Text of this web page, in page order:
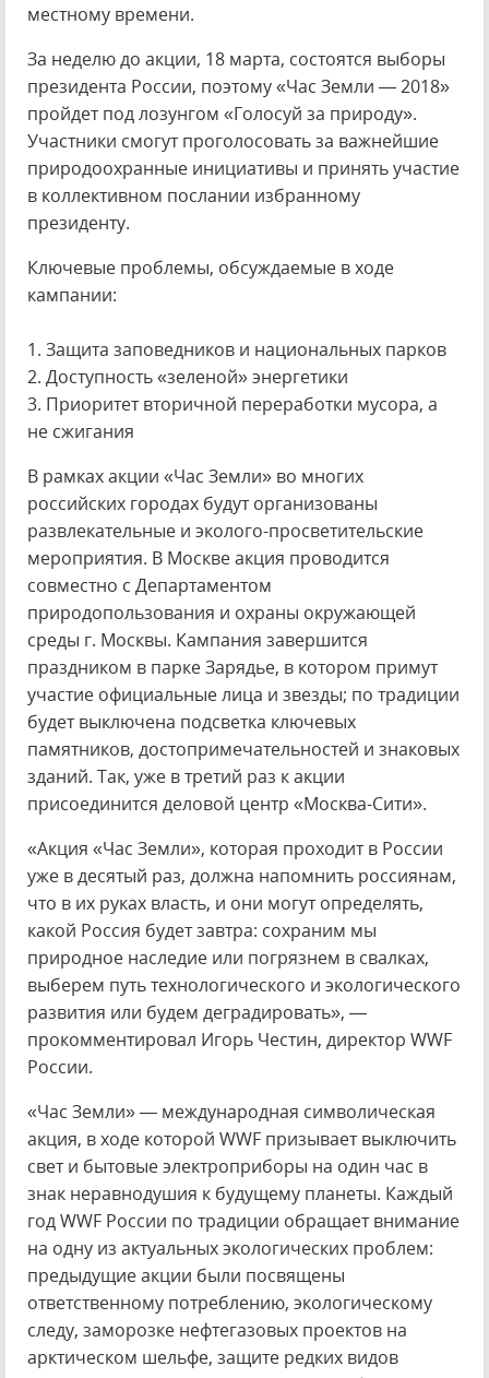
местному времени.
За неделю до акции, 18 марта, состоятся выборы
президента России, поэтому «Час Земли — 2018»
пройдет под лозунгом «Голосуй за природу».
Участники смогут проголосовать за важнейшие
природоохранные инициативы и принять участие
в коллективном послании избранному
президенту.
Ключевые проблемы, обсуждаемые в ходе
кампании:
1. Защита заповедников и национальных парков
2. Доступность «зеленой» энергетики
3. Приоритет вторичной переработки мусора, а
не сжигания
В рамках акции «Час Земли» во многих
российских городах будут организованы
развлекательные и эколого-просветительские
мероприятия. В Москве акция проводится
совместно с Департаментом
природопользования и охраны окружающей
среды г. Москвы. Кампания завершится
праздником в парке Зарядье, в котором примут
участие официальные лица и звезды; по традиции
будет выключена подсветка ключевых
памятников, достопримечательностей и знаковых
зданий. Так, уже в третий раз к акции
присоединится деловой центр «Москва-Сити».
«Акция «Час Земли», которая проходит в России
уже в десятый раз, должна напомнить россиянам,
что в их руках власть, и они могут определять,
какой Россия будет завтра: сохраним мы
природное наследие или погрязнем в свалках,
выберем путь технологического и экологического
развития или будем деградировать», —
прокомментировал Игорь Честин, директор WWF
России.
«Час Земли» — международная символическая
акция, в ходе которой WWF призывает выключить
свет и бытовые электроприборы на один час в
знак неравнодушия к будущему планеты. Каждый
год WWF России по традиции обращает внимание
на одну из актуальных экологических проблем:
предыдущие акции были посвящены
ответственному потреблению, экологическому
следу, заморозке нефтегазовых проектов на
арктическом шельфе, защите редких видов